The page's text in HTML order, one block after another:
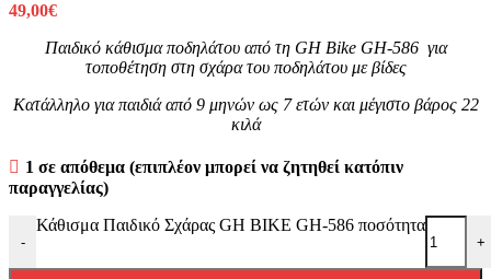
49,00€
Παιδικό κάθισμα ποδηλάτου από τη GH Bike GH-586 για
τοποθέτηση στη σχάρα του ποδηλάτου με βίδες
Κατάλληλο για παιδιά από 9 μηνών ως 7 ετών και μέγιστο βάρος 22
κιλά
1 σε απόθεμα (επιπλέον μπορεί να ζητηθεί κατόπιν
παραγγελίας)
-
Κάθισμα Παιδικό Σχάρας GH BIKE GH-586 ποσότητα
+